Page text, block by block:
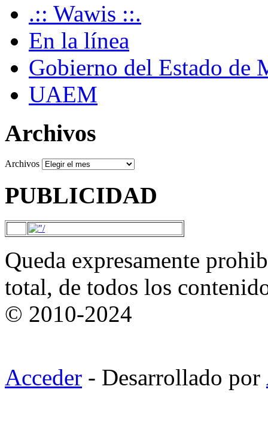
.:: Wawis ::.
En la línea
Gobierno del Estado de
UAEM
Archivos
Archivos
PUBLICIDAD
Queda expresamente
total, de todos los
© 2010-2024
Acceder - Desarrollado por